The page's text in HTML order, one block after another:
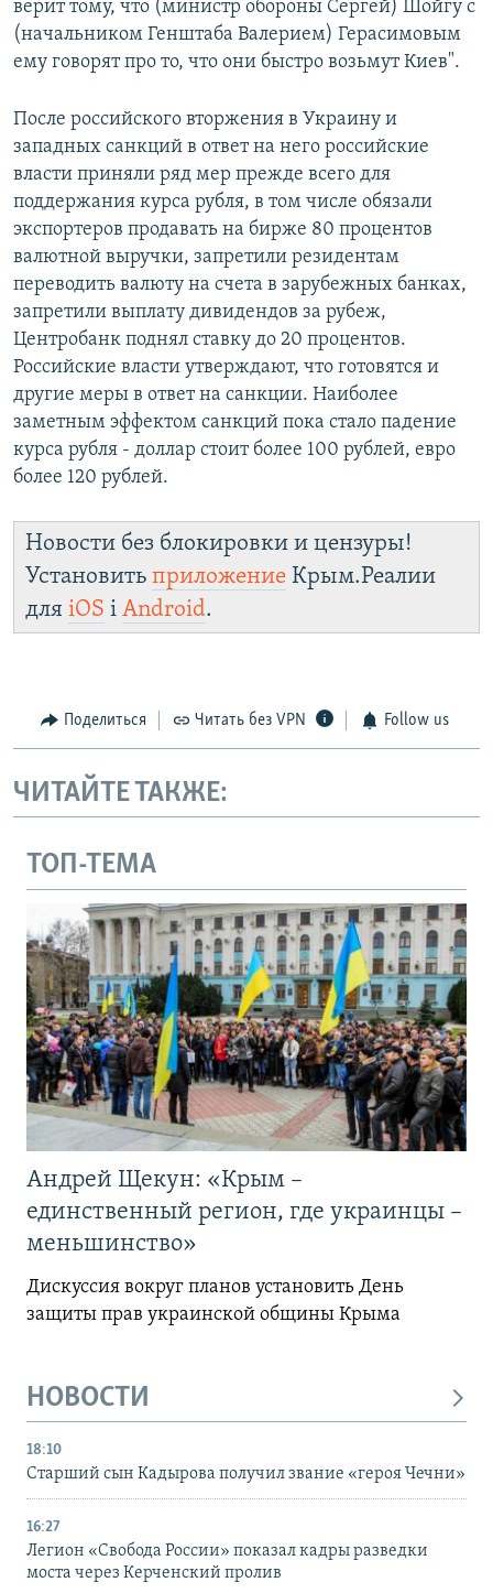
верит тому, что (министр обороны Сергей) Шойгу с
(начальником Генштаба Валерием) Герасимовым
ему говорят про то, что они быстро возьмут Киев".
После российского вторжения в Украину и
западных санкций в ответ на него российские
власти приняли ряд мер прежде всего для
поддержания курса рубля, в том числе обязали
экспортеров продавать на бирже 80 процентов
валютной выручки, запретили резидентам
переводить валюту на счета в зарубежных банках,
запретили выплату дивидендов за рубеж,
Центробанк поднял ставку до 20 процентов.
Российские власти утверждают, что готовятся и
другие меры в ответ на санкции. Наиболее
заметным эффектом санкций пока стало падение
курса рубля - доллар стоит более 100 рублей, евро
более 120 рублей.
Новости без блокировки и цензуры!
Установить приложение Крым.Реалии
для iOS і Android.
Поделиться Читать без VPN Follow us
ЧИТАЙТЕ ТАКЖЕ:
ТОП-ТЕМА
Андрей Щекун: «Крым –
единственный регион, где украинцы –
меньшинство»
Дискуссия вокруг планов установить День
защиты прав украинской общины Крыма
НОВОСТИ
18:10
Старший сын Кадырова получил звание «героя Чечни»
16:27
Легион «Свобода России» показал кадры разведки
моста через Керченский пролив